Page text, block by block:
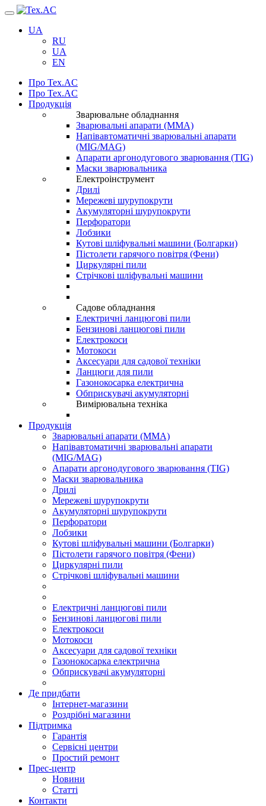
Навігація
UA
RU
UA
EN
Про Tex.AC
Про Tex.AC
Продукція
Зварювальне обладнання
Зварювальні апарати (ММА)
Напівавтоматичні зварювальні апарати
(MIG/MAG)
Апарати аргонодугового зварювання (TIG)
Маски зварювальника
Електроінструмент
Дрилі
Мережеві шурупокрути
Акумуляторні шурупокрути
Перфоратори
Лобзики
Кутові шліфувальні машини (Болгарки)
Пістолети гарячого повітря (Фени)
Циркулярні пили
Стрічкові шліфувальні машини
Садове обладнання
Електричні ланцюгові пили
Бензинові ланцюгові пили
Електрокоси
Мотокоси
Аксесуари для садової техніки
Ланцюги для пили
Газонокосарка електрична
Обприскувачі акумуляторні
Вимірювальна техніка
Продукція
Зварювальні апарати (ММА)
Напівавтоматичні зварювальні апарати
(MIG/MAG)
Апарати аргонодугового зварювання (TIG)
Маски зварювальника
Дрилі
Мережеві шурупокрути
Акумуляторні шурупокрути
Перфоратори
Лобзики
Кутові шліфувальні машини (Болгарки)
Пістолети гарячого повітря (Фени)
Циркулярні пили
Стрічкові шліфувальні машини
Електричні ланцюгові пили
Бензинові ланцюгові пили
Електрокоси
Мотокоси
Аксесуари для садової техніки
Газонокосарка електрична
Обприскувачі акумуляторні
Де придбати
Інтернет-магазини
Роздрібні магазини
Підтримка
Гарантія
Сервісні центри
Простий ремонт
Прес-центр
Новини
Статті
Контакти